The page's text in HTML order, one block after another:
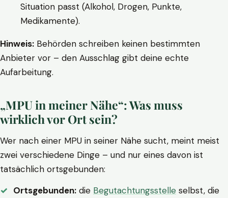
Situation passt (Alkohol, Drogen, Punkte,
Medikamente).
Hinweis: Behörden schreiben keinen bestimmten
Anbieter vor – den Ausschlag gibt deine echte
Aufarbeitung.
„MPU in meiner Nähe“: Was muss
wirklich vor Ort sein?
Wer nach einer MPU in seiner Nähe sucht, meint meist
zwei verschiedene Dinge – und nur eines davon ist
tatsächlich ortsgebunden:
Ortsgebunden: die Begutachtungsstelle selbst, die